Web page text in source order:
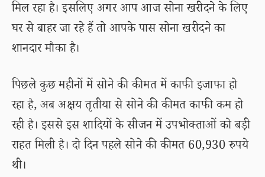
मिल रहा है। इसलिए अगर आप आज सोना खरीदने के लिए
घर से बाहर जा रहे हैं तो आपके पास सोना खरीदने का
शानदार मौका है।
पिछले कुछ महीनों में सोने की कीमत में काफी इजाफा हो
रहा है, अब अक्षय तृतीया से सोने की कीमत काफी कम हो
रही है। इससे इस शादियों के सीजन में उपभोक्ताओं को बड़ी
राहत मिली है। दो दिन पहले सोने की कीमत 60,930 रुपये
थी।